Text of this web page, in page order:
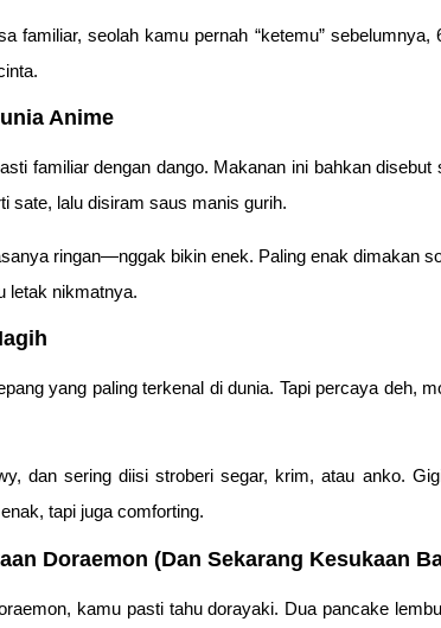
familiar, seolah kamu pernah “ketemu”
Anime
familiar dengan dango. Makanan ini bahkan
sate, lalu disiram saus manis gurih.
ringan—nggak bikin enek. Paling enak dimakan
letak nikmatnya.
yang paling terkenal di dunia. Tapi percaya deh,
dan sering diisi stroberi segar, krim, atau anko.
tapi juga comforting.
Doraemon (Dan Sekarang Kesukaan
kamu pasti tahu dorayaki. Dua pancake